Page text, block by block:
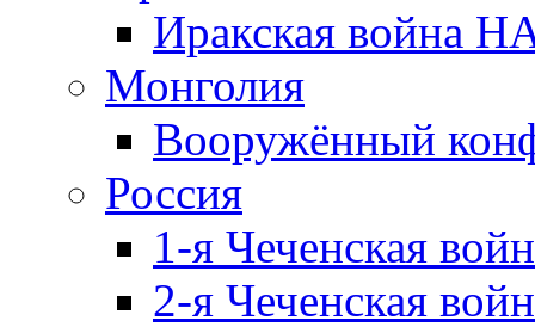
Иракская война
Монголия
Вооружённый
Россия
1-я Чеченская
2-я Чеченская